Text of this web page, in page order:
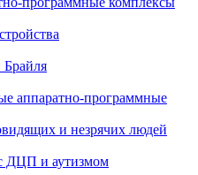
аппаратно-программные
и незрячих людей
ДЦП и аутизмом